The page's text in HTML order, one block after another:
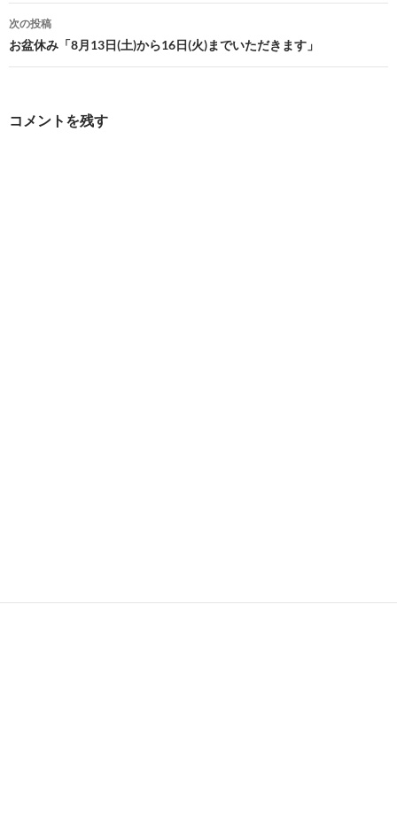
ナ
ビ
ゲ
次の投稿
お盆休み「8月13日(土)から16日(火)までいただきます」
コメントを残す